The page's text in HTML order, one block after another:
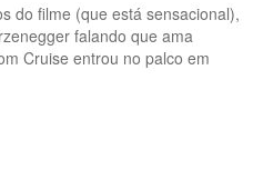
do filme (que está sensacional),
falando que ama
Cruise entrou no palco em